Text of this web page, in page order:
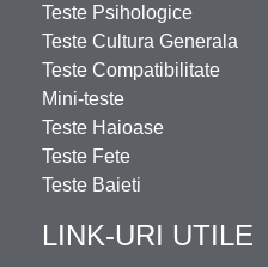
Teste Psihologice
Teste Cultura Generala
Teste Compatibilitate
Mini-teste
Teste Haioase
Teste Fete
Teste Baieti
LINK-URI UTILE